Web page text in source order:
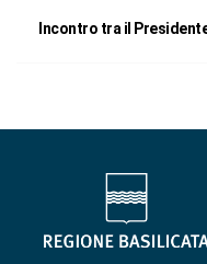
Incontro tra il